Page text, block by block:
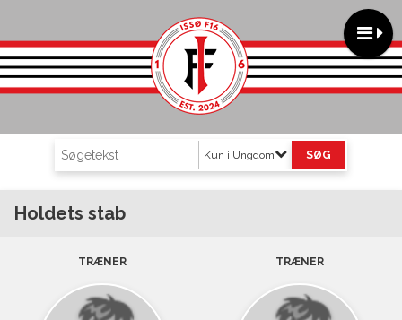
Kun i Ungdom
Holdets stab
TRÆNER TRÆNER